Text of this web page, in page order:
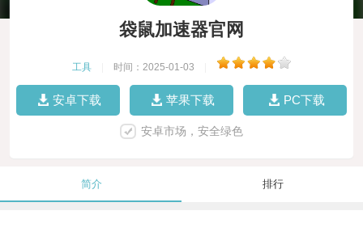
袋鼠加速器官网
工具 时间：2025-01-03
安卓下载 苹果下载 PC下载
安卓市场，安全绿色
简介 排行